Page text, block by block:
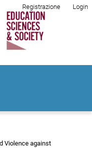
Registrazione Login
Violence against